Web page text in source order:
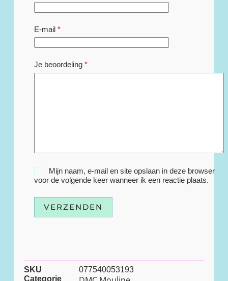
E-mail*
Je beoordeling *
Mijn naam, e-mail en site opslaan in deze browser
voor de volgende keer wanneer ik een reactie plaats.
VERZENDEN
SKU
077540053193
Categorie